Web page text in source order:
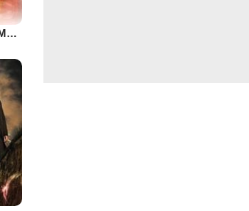
Les Enquêtes de Murdoch